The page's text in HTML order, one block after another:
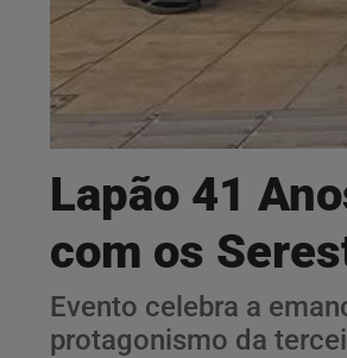
Lapão 41
com os
Evento celebra a
protagonismo da